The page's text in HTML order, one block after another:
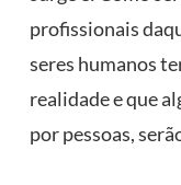
profissionais
seres humanos
realidade e que
por pessoas,